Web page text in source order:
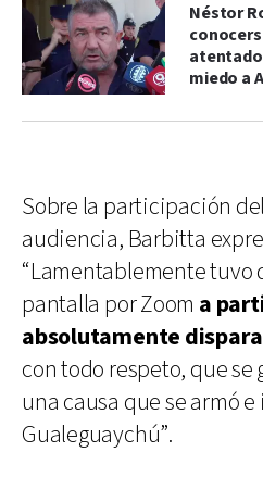
Néstor
miedo a
Sobre la participación
audiencia, Barbitta
“Lamentablemente tuvo
pantalla por Zoom a
absolutamente
con todo respeto, que se
una causa que se armó
Gualeguaychú”.